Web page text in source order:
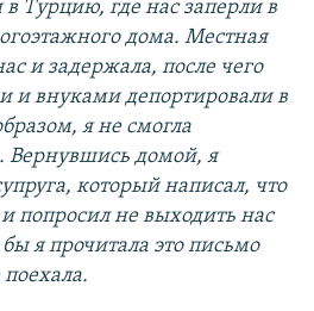
Турцию, где нас заперли в
дома. Местная
и задержала, после чего
и внуками депортировали в
я не смогла
Вернувшись домой, я
который написал, что
попросил не выходить нас
я прочитала это письмо